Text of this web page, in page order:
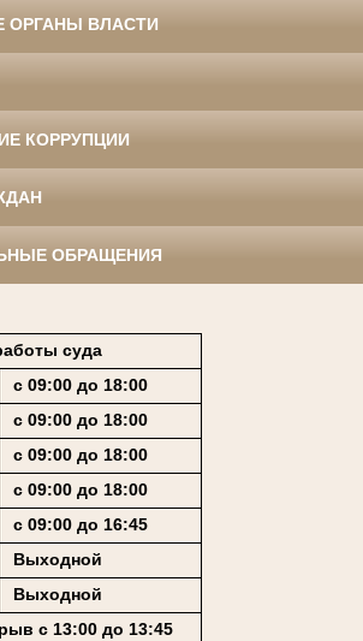
ОРГАНЫ ВЛАСТИ
КОРРУПЦИИ
ОБРАЩЕНИЯ
суда
с 09:00 до 18:00
с 09:00 до 18:00
с 09:00 до 18:00
с 09:00 до 18:00
с 09:00 до 16:45
Выходной
Выходной
с 13:00 до 13:45